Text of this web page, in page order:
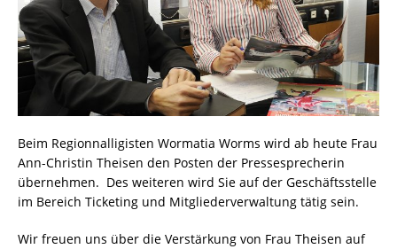
Beim Regionnalligisten Wormatia Worms wird ab heute Frau
Ann-Christin Theisen den Posten der Pressesprecherin
übernehmen. Des weiteren wird Sie auf der Geschäftsstelle
im Bereich Ticketing und Mitgliederverwaltung tätig sein.
Wir freuen uns über die Verstärkung von Frau Theisen auf